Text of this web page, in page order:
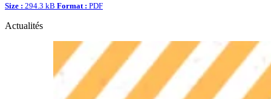
Size : 294.3 kB Format : PDF
Actualités